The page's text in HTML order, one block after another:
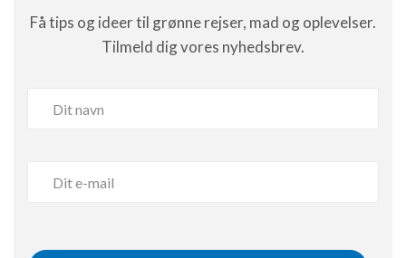
Få tips og ideer til grønne rejser, mad og oplevelser.
Tilmeld dig vores nyhedsbrev.